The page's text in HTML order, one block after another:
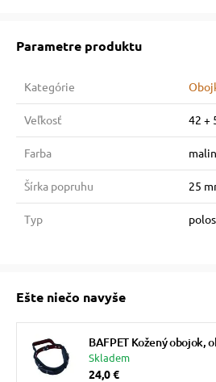
Parametre produktu
Kategórie
Veľkosť 42 +
Farba
Šírka popruhu 25
Typ
Ešte niečo navyše
BAFPET Kožený obojok,
Skladem
24,0 €